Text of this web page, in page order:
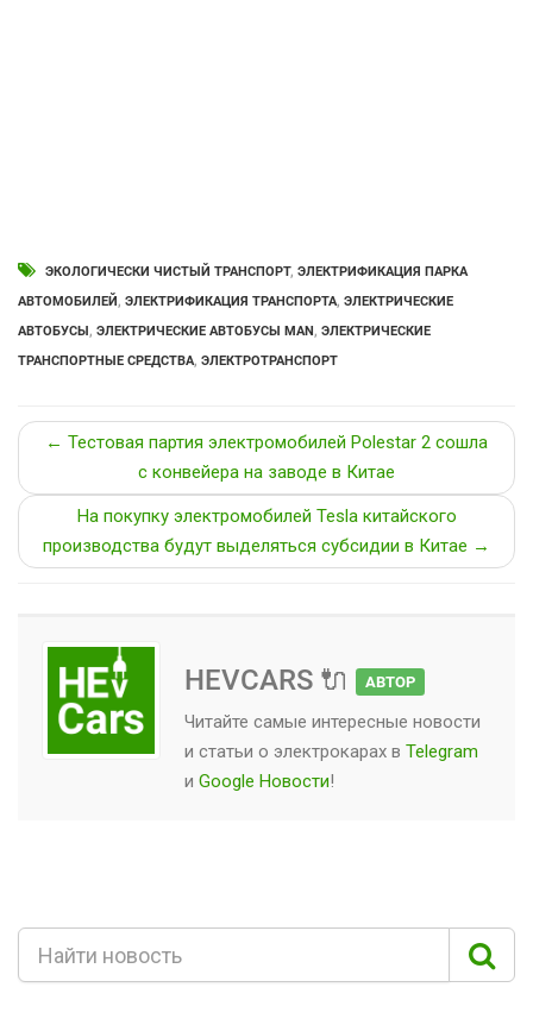
ЭКОЛОГИЧЕСКИ ЧИСТЫЙ ТРАНСПОРТ, ЭЛЕКТРИФИКАЦИЯ ПАРКА
АВТОМОБИЛЕЙ, ЭЛЕКТРИФИКАЦИЯ ТРАНСПОРТА, ЭЛЕКТРИЧЕСКИЕ
АВТОБУСЫ, ЭЛЕКТРИЧЕСКИЕ АВТОБУСЫ MAN, ЭЛЕКТРИЧЕСКИЕ
ТРАНСПОРТНЫЕ СРЕДСТВА, ЭЛЕКТРОТРАНСПОРТ
← Тестовая партия электромобилей Polestar 2 сошла
с конвейера на заводе в Китае
На покупку электромобилей Tesla китайского
производства будут выделяться субсидии в Китае →
HEVCARS 🔌 АВТОР
Читайте самые интересные новости
и статьи о электрокарах в Telegram
и Google Новости!